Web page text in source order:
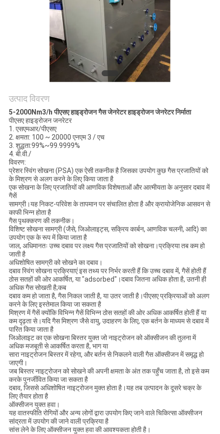
नीति
उत्पाद विवरण
5-2000Nm3/h पीएसए हाइड्रोजन गैस जेनरेटर हाइड्रोजन जेनरेटर निर्माता
पीएसए हाइड्रोजन जनरेटर
1. एसएमआर/पीएसए
2. क्षमता: 100 ~ 20000 एनएम 3 / एच
3. शुद्धता:99%~99.9999%
4. बी.वी./
विवरण:
प्रेशर स्विंग सोखना (PSA) एक ऐसी तकनीक है जिसका उपयोग कुछ गैस प्रजातियों को
के मिश्रण से अलग करने के लिए किया जाता है
एक सोखना के लिए प्रजातियों की आणविक विशेषताओं और आत्मीयता के अनुसार दबाव में
गैसें
सामग्री।यह निकट-परिवेश के तापमान पर संचालित होता है और क्रायोजेनिक आसवन से
काफी भिन्न होता है
गैस पृथक्करण की तकनीक।
विशिष्ट सोखना सामग्री (जैसे, जिओलाइट्स, सक्रिय कार्बन, आणविक चलनी, आदि) का
उपयोग एक के रूप में किया जाता है
जाल, अधिमानतः उच्च दबाव पर लक्ष्य गैस प्रजातियों को सोखना।प्रक्रिया तब कम हो
जाती है
अधिशोषित सामग्री को सोखने का दबाव।
दबाव स्विंग सोखना प्रक्रियाएं इस तथ्य पर निर्भर करती हैं कि उच्च दबाव में, गैसें होती हैं
ठोस सतहों की ओर आकर्षित, या "adsorbed"।दबाव जितना अधिक होता है, उतनी ही
अधिक गैस सोखती है;कब
दबाव कम हो जाता है, गैस निकल जाती है, या उतर जाती है।पीएसए प्रक्रियाओं को अलग
करने के लिए इस्तेमाल किया जा सकता है
मिश्रण में गैसें क्योंकि विभिन्न गैसें विभिन्न ठोस सतहों की ओर अधिक आकर्षित होती हैं या
कम दृढ़ता से।यदि गैस मिश्रण जैसे वायु, उदाहरण के लिए, एक बर्तन के माध्यम से दबाव में
पारित किया जाता है
जिओलाइट का एक सोखना बिस्तर युक्त जो नाइट्रोजन को ऑक्सीजन की तुलना में
अधिक मजबूती से आकर्षित करता है, भाग या
सारा नाइट्रोजन बिस्तर में रहेगा, और बर्तन से निकलने वाली गैस ऑक्सीजन में समृद्ध हो
जाएगी।
जब बिस्तर नाइट्रोजन को सोखने की अपनी क्षमता के अंत तक पहुँच जाता है, तो इसे कम
करके पुनर्जीवित किया जा सकता है
दबाव, जिससे अधिशोषित नाइट्रोजन मुक्त होता है।यह तब उत्पादन के दूसरे चक्र के
लिए तैयार होता है
ऑक्सीजन युक्त हवा।
यह वातस्फीति रोगियों और अन्य लोगों द्वारा उपयोग किए जाने वाले चिकित्सा ऑक्सीजन
सांद्रता में उपयोग की जाने वाली प्रक्रिया है
सांस लेने के लिए ऑक्सीजन युक्त हवा की आवश्यकता होती है।